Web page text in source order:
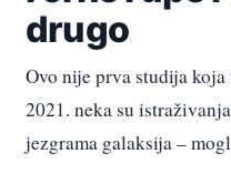
drugo
Ovo nije prva studija
2021. neka su
jezgrama galaksija –